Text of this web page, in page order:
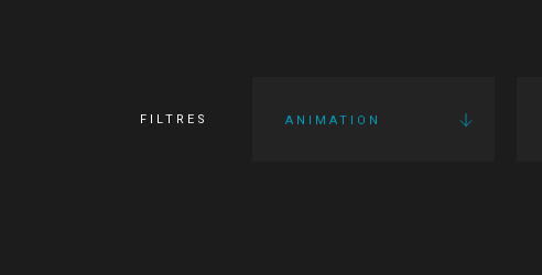
FILTRES ANIMATION